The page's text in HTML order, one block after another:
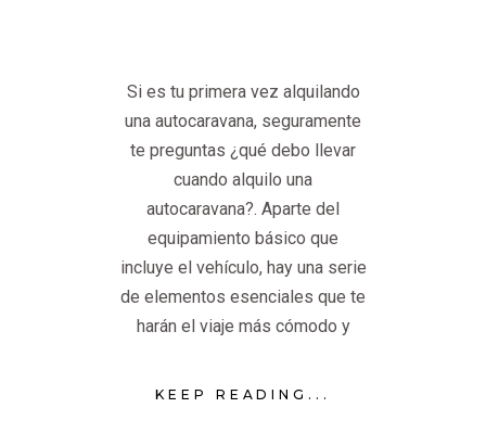
Si es tu primera vez alquilando
una autocaravana, seguramente
te preguntas ¿qué debo llevar
cuando alquilo una
autocaravana?. Aparte del
equipamiento básico que
incluye el vehículo, hay una serie
de elementos esenciales que te
harán el viaje más cómodo y
KEEP READING...